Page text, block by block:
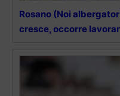
Rosano (Noi
cresce, occorre